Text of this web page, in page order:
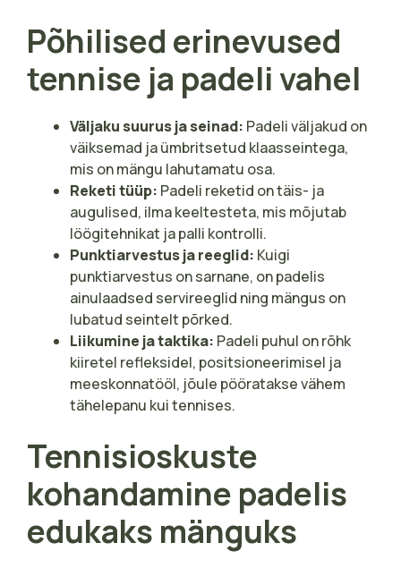
Põhilised erinevused
tennise ja padeli vahel
Väljaku suurus ja seinad: Padeli väljakud on
väiksemad ja ümbritsetud klaasseintega,
mis on mängu lahutamatu osa.
Reketi tüüp: Padeli reketid on täis- ja
augulised, ilma keeltesteta, mis mõjutab
löögitehnikat ja palli kontrolli.
Punktiarvestus ja reeglid: Kuigi
punktiarvestus on sarnane, on padelis
ainulaadsed servireeglid ning mängus on
lubatud seintelt põrked.
Liikumine ja taktika: Padeli puhul on rõhk
kiiretel refleksidel, positsioneerimisel ja
meeskonnatööl, jõule pööratakse vähem
tähelepanu kui tennises.
Tennisioskuste
kohandamine padelis
edukaks mänguks